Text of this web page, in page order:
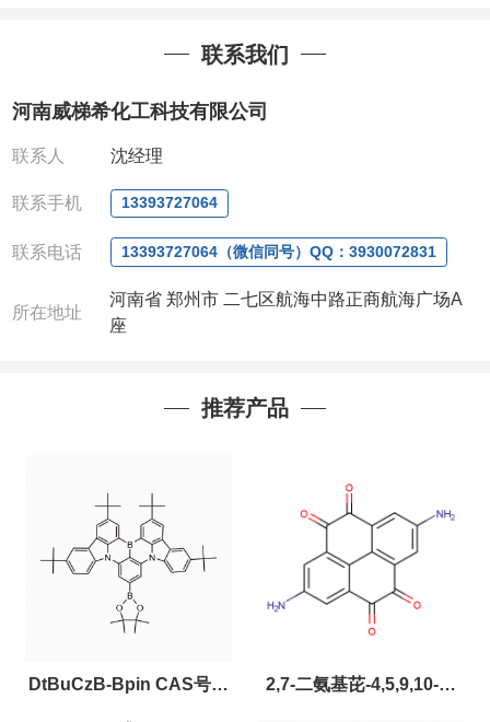
;1g;2.5g ;5g ;10g可根据客户需求进行分装
我司对高校及科研单位先发货和
全额退款,并承担所有运费。
:0371-63377391/13393727064
微信 :13393727064
联系我们
河南威梯希化工科技有限公司
联系人 沈经理
联系手机 13393727064
联系电话 13393727064（微信同号）QQ：3930072831
所在地址
河南省 郑州市 二七区航海中路正商航海广场A
座
推荐产品
DtBuCzB-Bpin CAS号： 2,7-二氨基芘-4,5,9,10-四